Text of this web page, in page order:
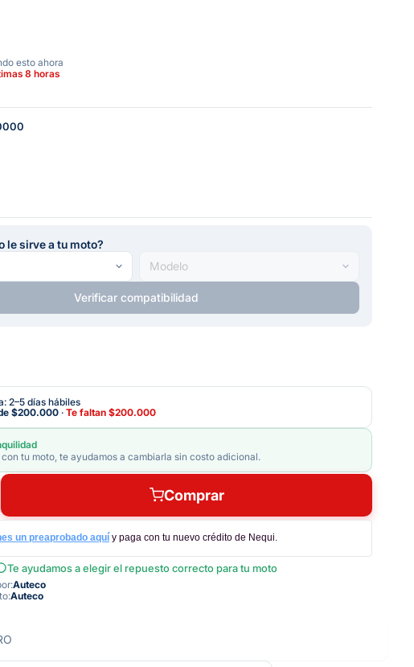
esto ahora
8 horas
le sirve a tu moto?
Verificar compatibilidad
2–5 días hábiles
$200.000 · Te faltan $200.000
tu moto, te ayudamos a cambiarla sin costo adicional.
Comprar
un preaprobado aquí y paga con tu nuevo crédito de Nequi.
Te ayudamos a elegir el repuesto correcto para tu moto
Auteco
Auteco